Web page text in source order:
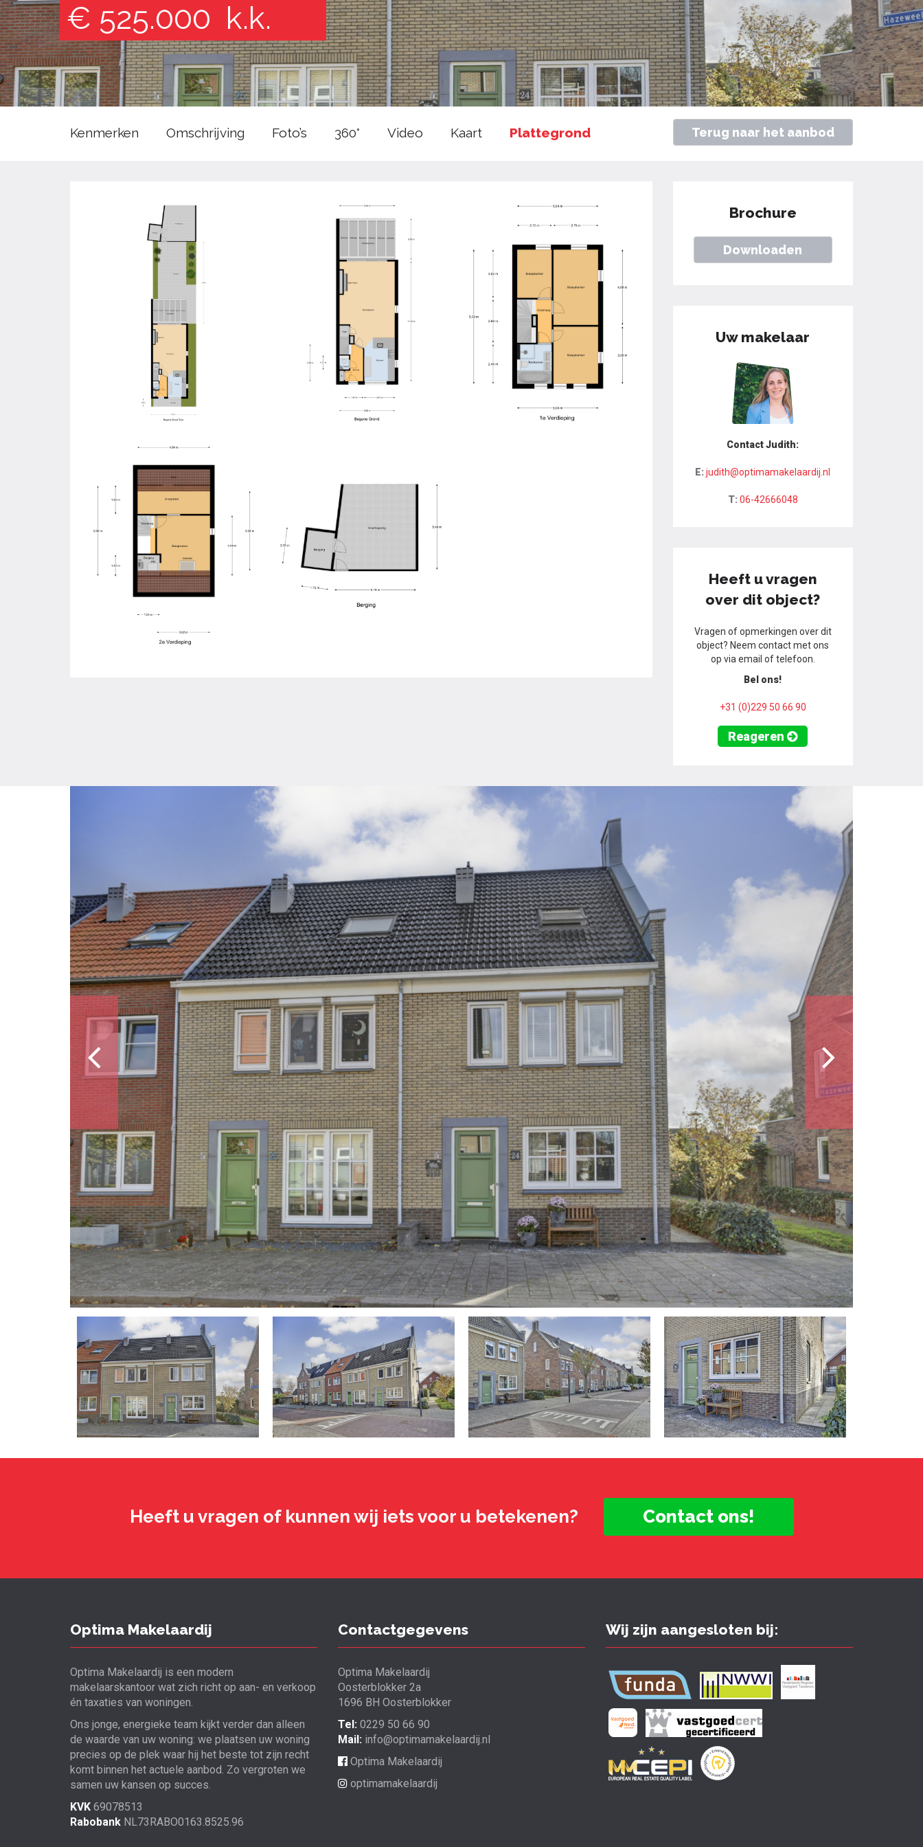
€ 525.000 k.k.
Kenmerken Omschrijving Foto’s 360° Video Kaart Plattegrond Terug naar het aanbod
Brochure
Downloaden
Uw makelaar
Contact Judith:
E: judith@optimamakelaardij.nl
T: 06-42666048
Heeft u vragen
over dit object?
Vragen of opmerkingen over dit
object? Neem contact met ons
op via email of telefoon.
Bel ons!
+31 (0)229 50 66 90
Reageren
Heeft u vragen of kunnen wij iets voor u betekenen? Contact ons!
Optima Makelaardij
Optima Makelaardij is een modern
makelaarskantoor wat zich richt op aan- en verkoop
én taxaties van woningen.
Ons jonge, energieke team kijkt verder dan alleen
de waarde van uw woning: we plaatsen uw woning
precies op de plek waar hij het beste tot zijn recht
komt binnen het actuele aanbod. Zo vergroten we
samen uw kansen op succes.
KVK 69078513
Rabobank NL73RABO0163.8525.96
Contactgegevens
Optima Makelaardij
Oosterblokker 2a
1696 BH Oosterblokker
Tel: 0229 50 66 90
Mail: info@optimamakelaardij.nl
Optima Makelaardij
optimamakelaardij
Wij zijn aangesloten bij: